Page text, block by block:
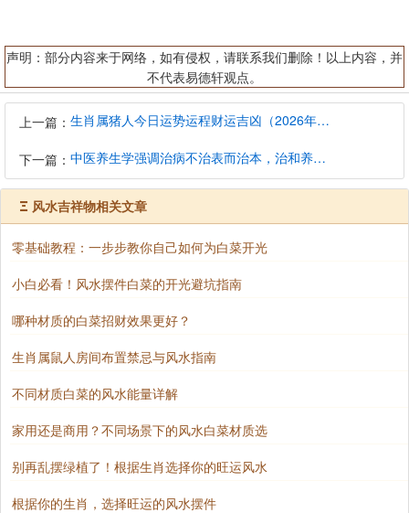
声明：部分内容来于网络，如有侵权，请联系我们删除！以上内容，并
不代表易德轩观点。
上一篇： 生肖属猪人今日运势运程财运吉凶（2026年8月7日）详解查询
下一篇： 中医养生学强调治病不治表而治本，治和养兼顾是有必要的
Ξ 风水吉祥物相关文章
零基础教程：一步步教你自己如何为白菜开光
小白必看！风水摆件白菜的开光避坑指南
哪种材质的白菜招财效果更好？
生肖属鼠人房间布置禁忌与风水指南
不同材质白菜的风水能量详解
家用还是商用？不同场景下的风水白菜材质选
别再乱摆绿植了！根据生肖选择你的旺运风水
根据你的生肖，选择旺运的风水摆件